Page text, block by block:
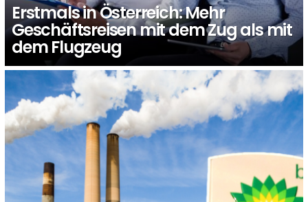
Erstmals in Österreich: Mehr
Geschäftsreisen mit dem Zug als mit
dem Flugzeug